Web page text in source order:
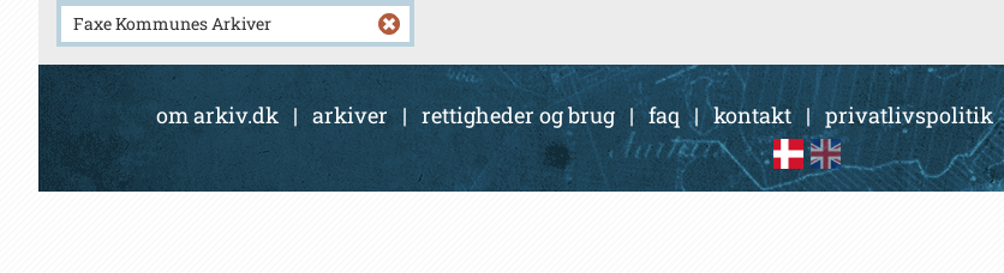
Faxe Kommunes Arkiver
om arkiv.dk | arkiver| rettigheder og brug|faq |kontakt| privatlivspolitik